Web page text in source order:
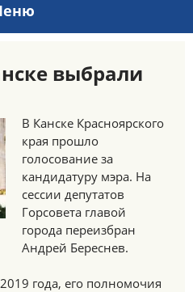
выбрали
В Канске Красноярского
края прошло
голосование за
кандидатуру мэра. На
сессии депутатов
Горсовета главой
города переизбран
Андрей Береснев.
года, его полномочия